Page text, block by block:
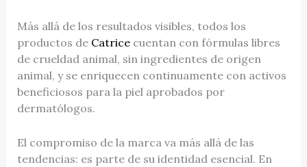
Más allá de los resultados visibles, todos los
productos deCatrice cuentan con fórmulas libres
de crueldad animal, sin ingredientes de origen
animal, y se enriquecen continuamente con activos
beneficiosos para la piel aprobados por
dermatólogos.
El compromiso de la marca va más allá de las
tendencias: es parte de su identidad esencial. En